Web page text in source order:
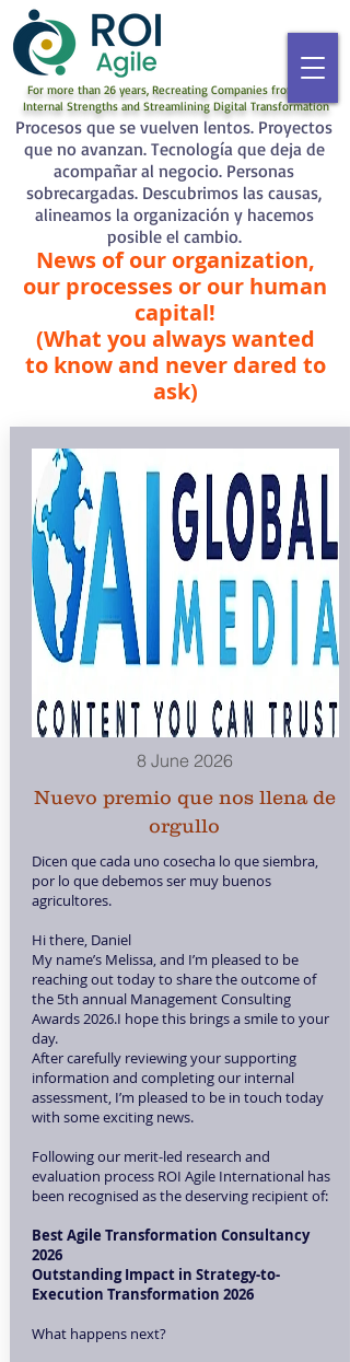
For more than 26 years, Recreating Companies from their
Internal Strengths and Streamlining Digital Transformation
Procesos que se vuelven lentos. Proyectos
que no avanzan. Tecnología que deja de
acompañar al negocio. Personas
sobrecargadas. Descubrimos las causas,
alineamos la organización y hacemos
posible el cambio.
News of our organization,
our processes or our human
capital!
(What you always wanted
to know and never dared to
ask)
8 June 2026
Nuevo premio que nos llena de
orgullo
Dicen que cada uno cosecha lo que siembra,
por lo que debemos ser muy buenos
agricultores.
Hi there, Daniel
My name’s Melissa, and I’m pleased to be
reaching out today to share the outcome of
the 5th annual Management Consulting
Awards 2026.I hope this brings a smile to your
day.
After carefully reviewing your supporting
information and completing our internal
assessment, I’m pleased to be in touch today
with some exciting news.
Following our merit-led research and
evaluation process ROI Agile International has
been recognised as the deserving recipient of:
Best Agile Transformation Consultancy
2026
Outstanding Impact in Strategy-to-
Execution Transformation 2026
What happens next?